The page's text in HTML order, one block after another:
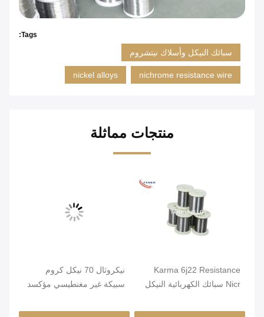
Tags:
سبائك النيكل وأسلاك نيتشروم
nichrome resistance wire
nickel alloys
منتجات مماثلة
Karma 6j22 Resistance
Nicr سبائك الكهربائية النيكل
نيكروثال 70 نيكل كروم
سبيكة غير مغنطيسي مؤكسد